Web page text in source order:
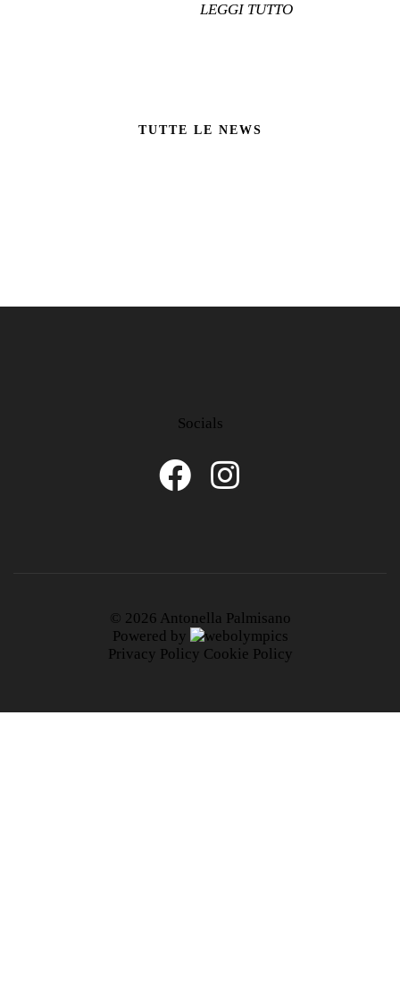
LEGGI TUTTO
TUTTE LE NEWS
Socials
© 2026 Antonella Palmisano
Powered by
Privacy Policy Cookie Policy